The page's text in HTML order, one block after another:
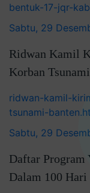
bentuk-17-jqr-
Sabtu, 29
Ridwan Kamil
Korban
ridwan-kamil-
tsunami-
Sabtu, 29
Daftar Program
Dalam 100 Hari